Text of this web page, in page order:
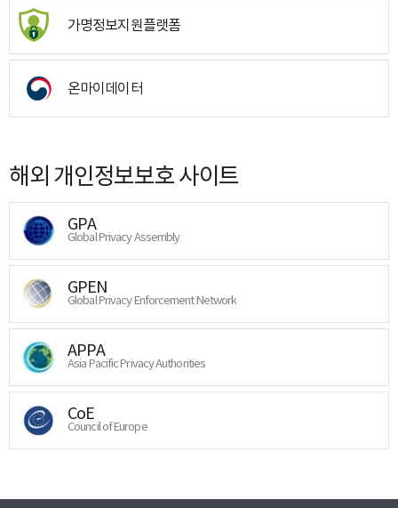
가명정보지원플랫폼
온마이데이터
해외 개인정보보호 사이트
GPA
Global Privacy Assembly
GPEN
Global Privacy Enforcement Network
APPA
Asia Pacific Privacy Authorities
CoE
Council of Europe